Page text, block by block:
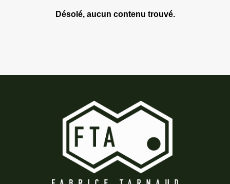
Désolé, aucun contenu trouvé.